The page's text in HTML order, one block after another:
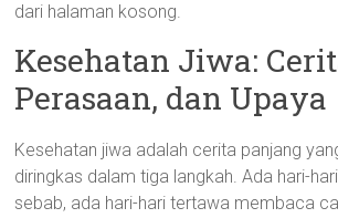
dari halaman kosong.
Kesehatan Jiwa:
Perasaan, dan Upaya
Kesehatan jiwa adalah cerita panjang
diringkas dalam tiga langkah. Ada hari-
sebab, ada hari-hari tertawa membaca